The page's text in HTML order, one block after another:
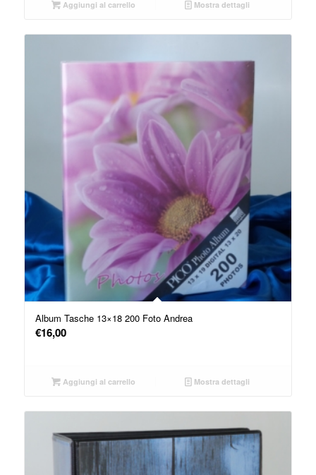
Aggiungi al carrello Mostra dettagli
Album Tasche 13×18 200 Foto Andrea
€16,00
Aggiungi al carrello Mostra dettagli